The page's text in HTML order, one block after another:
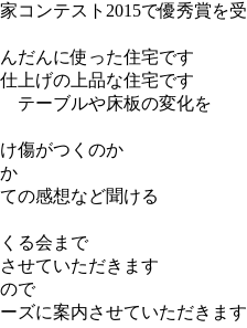
コンテスト2015で優秀賞を受
だんに使った住宅です
上げの上品な住宅です
テーブルや床板の変化を
傷がつくのか
感想など聞ける
る会まで
せていただきます
で
ズに案内させていただきます